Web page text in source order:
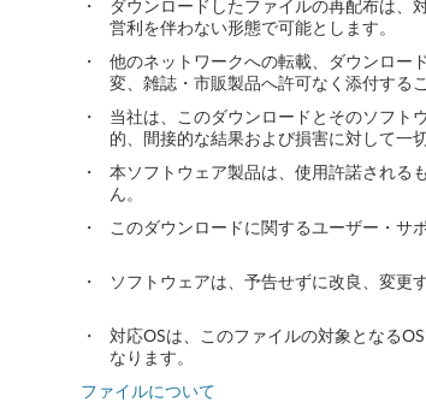
M
・
ダウンロードしたファイルの再配布は、
営利を伴わない形態で可能とします。
・
他のネットワークへの転載、ダウンロー
変、雑誌・市販製品へ許可なく添付する
・
当社は、このダウンロードとそのソフト
的、間接的な結果および損害に対して一
・
本ソフトウェア製品は、使用許諾される
ん。
・
このダウンロードに関するユーザー・サ
・ ソフトウェアは、予告せずに改良、変更
・
対応OSは、このファイルの対象となる
なります。
ファイルについて